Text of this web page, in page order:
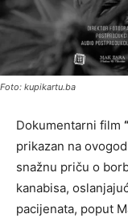
Foto: kupikartu.ba
Dokumentarni film
prikazan na
snažnu priču o
kanabisa,
pacijenata, poput